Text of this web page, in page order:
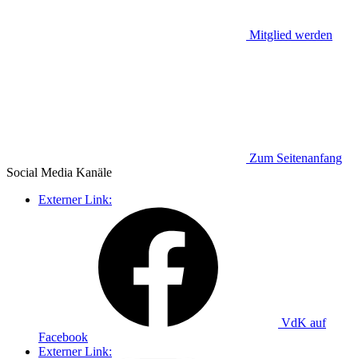
Mitglied werden
Zum Seitenanfang
Social Media Kanäle
Externer Link:
VdK auf
Facebook
Externer Link: